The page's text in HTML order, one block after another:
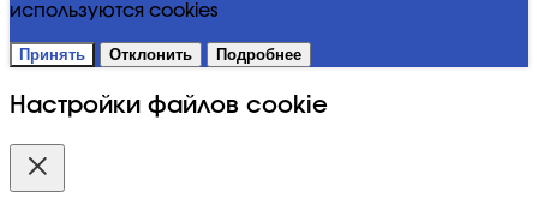
используются cookies
Принять Отклонить Подробнее
Настройки файлов cookie